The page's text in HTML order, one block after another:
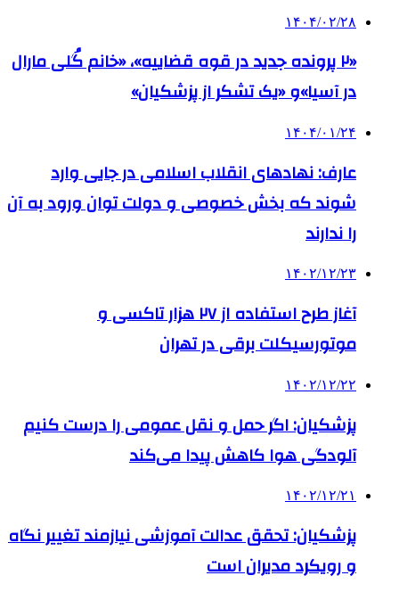
۱۴۰۴/۰۲/۲۸
«۲ پرونده جدید در قوه قضاییه»، «خانم گُلی مارال
در آسیا»و «یک تشکر از پزشکیان»
۱۴۰۴/۰۱/۲۴
عارف: نهادهای انقلاب اسلامی در جایی وارد
شوند که بخش خصوصی و دولت توان ورود به آن
را ندارند
۱۴۰۲/۱۲/۲۳
آغاز طرح استفاده از ۲۷ هزار تاکسی و
موتورسیکلت برقی در تهران
۱۴۰۲/۱۲/۲۲
پزشکیان: اگر حمل و نقل عمومی را درست کنیم
آلودگی هوا کاهش پیدا می‌کند
۱۴۰۲/۱۲/۲۱
پزشکیان: تحقق عدالت آموزشی نیازمند تغییر نگاه
و رویکرد مدیران است